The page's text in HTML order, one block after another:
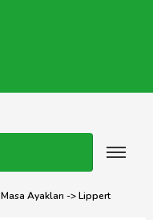
Masa Ayakları -> Lippert